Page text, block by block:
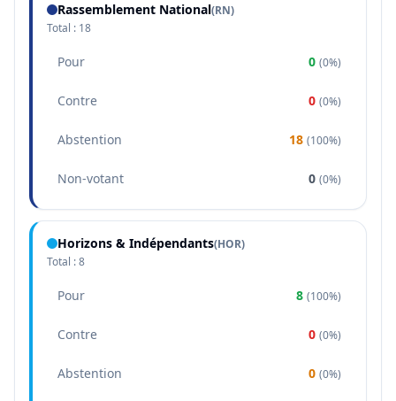
Rassemblement National(RN)
Total : 18
Pour 0 (0%)
Contre 0 (0%)
Abstention 18 (100%)
Non-votant 0 (0%)
Horizons & Indépendants(HOR)
Total :8
Pour 8 (100%)
Contre 0 (0%)
Abstention 0 (0%)